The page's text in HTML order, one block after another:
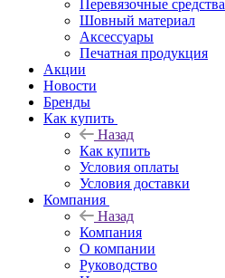
Перевязочные средства
Шовный материал
Аксессуары
Печатная продукция
Акции
Новости
Бренды
Как купить
Назад
Как купить
Условия оплаты
Условия доставки
Компания
Назад
Компания
О компании
Руководство